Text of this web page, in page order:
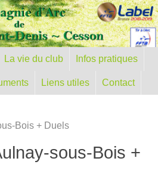
La vie du club Infos pratiques
Liens utiles Contact
Bois + Duels
sous-Bois +